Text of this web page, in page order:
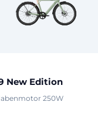
New Edition
250W